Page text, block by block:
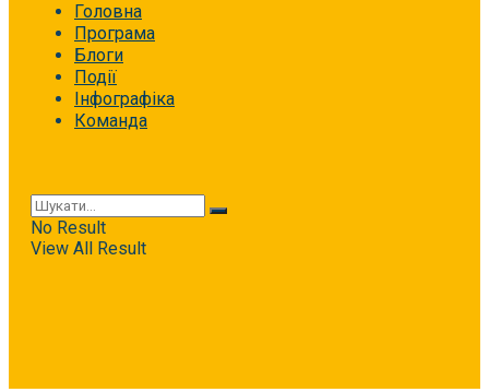
Головна
Програма
Блоги
Події
Інфографіка
Команда
No Result
View All Result